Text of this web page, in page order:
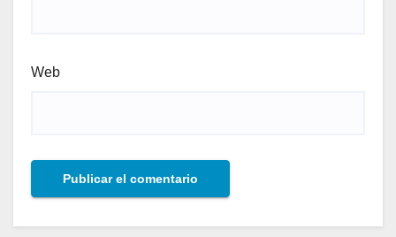
Web